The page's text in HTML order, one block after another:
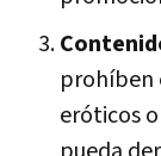
prohíben
eróticos